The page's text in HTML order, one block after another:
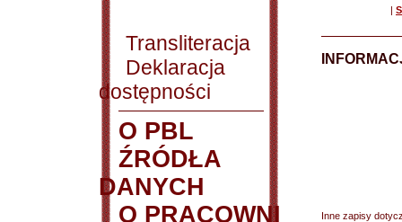
Transliteracja
Deklaracja
dostępności
O PBL
ŹRÓDŁA
DANYCH
O PRACOWNI
|
Inne zapisy